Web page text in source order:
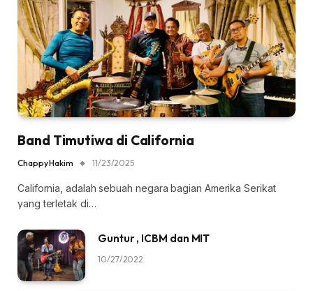
Band Timutiwa di California
Chappy Hakim 11/23/2025
California, adalah sebuah negara bagian Amerika Serikat
yang terletak di…
Guntur , ICBM dan MIT
10/27/2022